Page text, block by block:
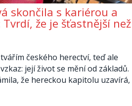
skončila s kariérou a
že je šťastnější než
českého herectví, teď ale
její život se mění od základů.
že hereckou kapitolu uzavírá,